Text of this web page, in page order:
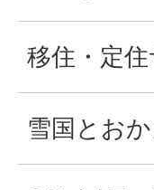
移住・定
雪国とお